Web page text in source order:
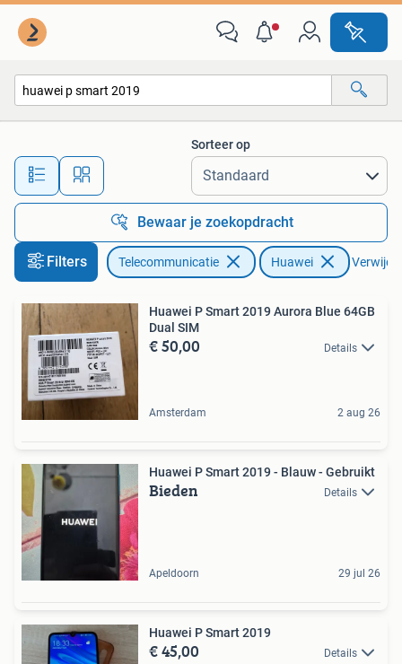
Alle afstanden…
Sorteer op
Bewaar je zoekopdracht
Filters Telecommunicatie Huawei
Huawei P Smart 2019 Aurora Blue 64GB
Dual SIM
€ 50,00 Details
Amsterdam 2 aug 26
Huawei P Smart 2019 - Blauw - Gebruikt
Bieden Details
Apeldoorn 29 jul 26
Huawei P Smart 2019
€ 45,00 Details